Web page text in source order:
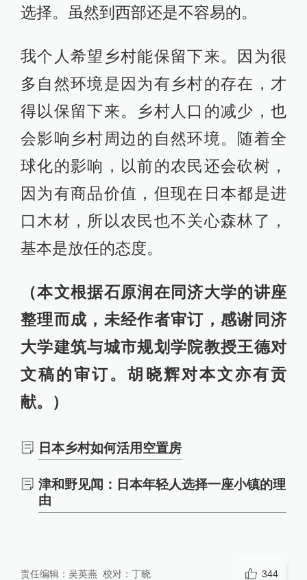
选择。虽然到西部还是不容易的。
我个人希望乡村能保留下来。因为很
多自然环境是因为有乡村的存在，才
得以保留下来。乡村人口的减少，也
会影响乡村周边的自然环境。随着全
球化的影响，以前的农民还会砍树，
因为有商品价值，但现在日本都是进
口木材，所以农民也不关心森林了，
基本是放任的态度。
（本文根据石原润在同济大学的讲座
整理而成，未经作者审订，感谢同济
大学建筑与城市规划学院教授王德对
文稿的审订。胡晓辉对本文亦有贡
献。）
日本乡村如何活用空置房
津和野见闻：日本年轻人选择一座小镇的理
由
责任编辑： 吴英燕 校对： 丁晓 344